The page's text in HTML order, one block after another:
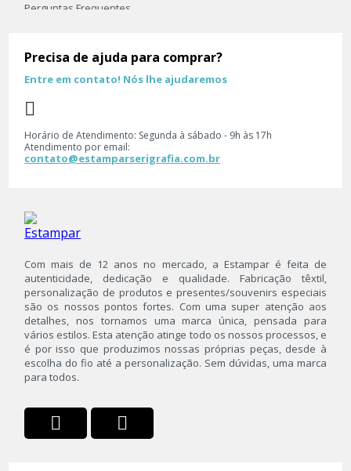
Perguntas Frequentes
Trocas e Devoluçoes
Kits
Moletom
Roupas Térmicas
Souvenirs
Precisa de ajuda para comprar?
Entre em contato! Nós lhe ajudaremos
Horário de Atendimento: Segunda à sábado - 9h às 17h
Atendimento por email:
contato@estamparserigrafia.com.br
Com mais de 12 anos no mercado, a Estampar é feita de
autenticidade, dedicação e qualidade. Fabricação têxtil,
personalização de produtos e presentes/souvenirs especiais
são os nossos pontos fortes. Com uma super atenção aos
detalhes, nos tornamos uma marca única, pensada para
vários estilos. Esta atenção atinge todo os nossos processos, e
é por isso que produzimos nossas próprias peças, desde à
escolha do fio até a personalização. Sem dúvidas, uma marca
para todos.